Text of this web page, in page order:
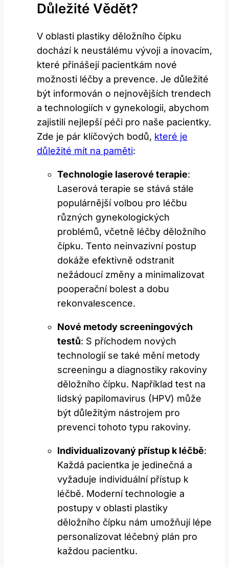
Důležité Vědět?
V oblasti plastiky děložního čípku
dochází k neustálému vývoji a inovacím,
které přinášejí pacientkám nové
možnosti léčby a prevence. Je důležité
být informován o nejnovějších trendech
a technologiích v gynekologii, abychom
zajistili nejlepší péči pro naše pacientky.
Zde je pár klíčových bodů, které je
důležité mít na paměti:
Technologie laserové terapie:
Laserová terapie se stává stále
populárnější volbou pro léčbu
různých gynekologických
problémů, včetně léčby děložního
čípku. Tento neinvazivní postup
dokáže efektivně odstranit
nežádoucí změny a minimalizovat
pooperační bolest a dobu
rekonvalescence.
Nové metody screeningových
testů: S příchodem nových
technologií se také mění metody
screeningu a diagnostiky rakoviny
děložního čípku. Například test na
lidský papilomavirus (HPV) může
být důležitým nástrojem pro
prevenci tohoto typu rakoviny.
Individualizovaný přístup k léčbě:
Každá pacientka je jedinečná a
vyžaduje individuální přístup k
léčbě. Moderní technologie a
postupy v oblasti plastiky
děložního čípku nám umožňují lépe
personalizovat léčebný plán pro
každou pacientku.